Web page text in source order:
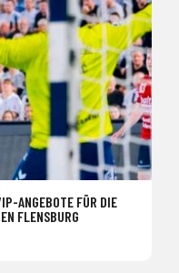
ANGEBOTE FÜR DIE
FLENSBURG